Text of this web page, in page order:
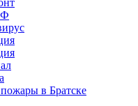
в Братске